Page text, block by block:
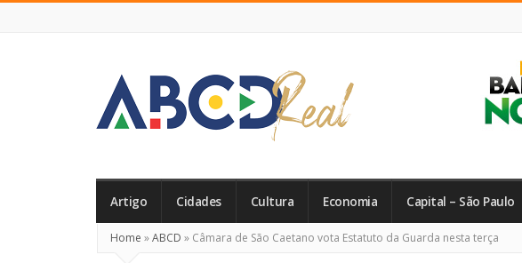
Real
Artigo Cidades Cultura Economia Capital – São Paulo
Home »ABCD » Câmara de São Caetano vota Estatuto da Guarda nesta terça